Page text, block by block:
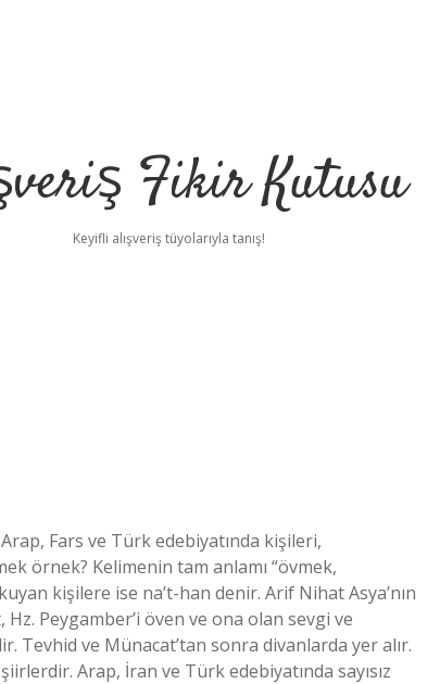
Fikir Kutusu
Keyifli alışveriş tüyolarıyla tanış!
Fars ve Türk edebiyatında kişileri,
örnek? Kelimenin tam anlamı “övmek,
kişilere ise na’t-han denir. Arif Nihat Asya’nın
Peygamber’i öven ve ona olan sevgi ve
ve Münacat’tan sonra divanlarda yer alır.
Arap, İran ve Türk edebiyatında sayısız